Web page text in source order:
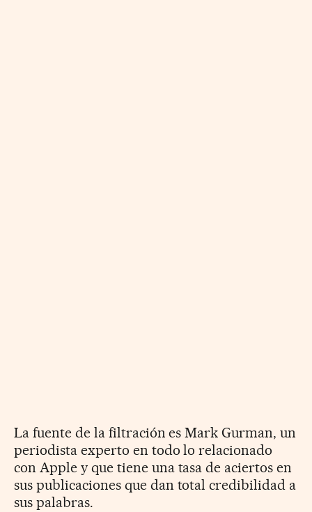
La fuente de la filtración es Mark Gurman, un
periodista experto en todo lo relacionado
con Apple y que tiene una tasa de aciertos en
sus publicaciones que dan total credibilidad a
sus palabras.